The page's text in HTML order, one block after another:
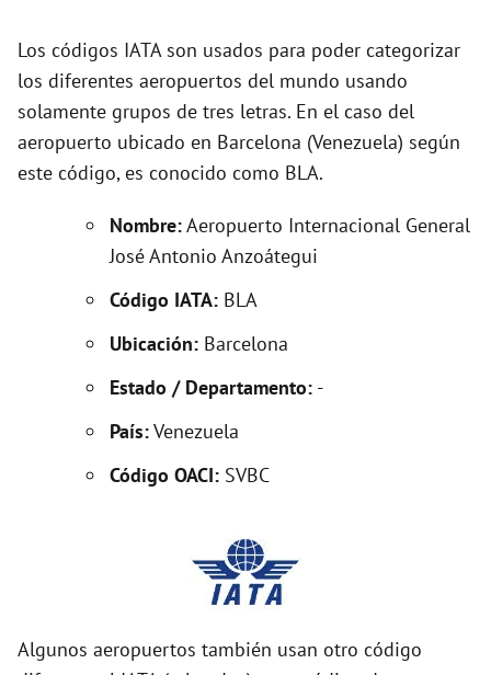
y
V
i
d
e
o
Los códigos IATA son usados para poder categorizar
los diferentes aeropuertos del mundo usando
solamente grupos de tres letras. En el caso del
aeropuerto ubicado en Barcelona (Venezuela) según
este código, es conocido como BLA.
Nombre:Aeropuerto Internacional General
José Antonio Anzoátegui
Código IATA: BLA
Ubicación: Barcelona
Estado / Departamento: -
País:Venezuela
Código OACI: SVBC
Algunos aeropuertos también usan otro código